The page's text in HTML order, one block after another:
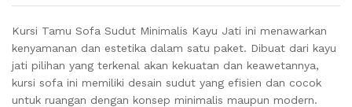
Kursi Tamu Sofa Sudut Minimalis Kayu Jati ini menawarkan
kenyamanan dan estetika dalam satu paket. Dibuat dari kayu
jati pilihan yang terkenal akan kekuatan dan keawetannya,
kursi sofa ini memiliki desain sudut yang efisien dan cocok
untuk ruangan dengan konsep minimalis maupun modern.